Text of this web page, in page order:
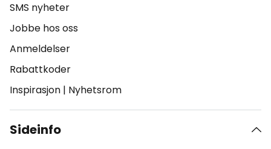
SMS nyheter
Jobbe hos oss
Anmeldelser
Rabattkoder
Inspirasjon | Nyhetsrom
Sideinfo